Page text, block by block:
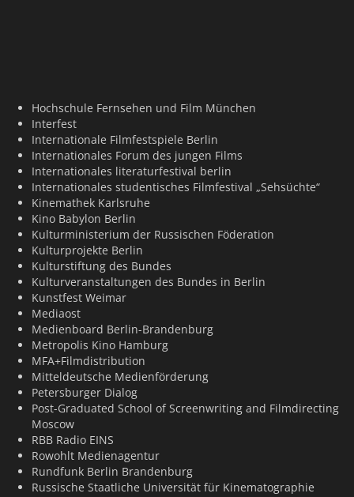
Hochschule Fernsehen und Film München
Interfest
Internationale Filmfestspiele Berlin
Internationales Forum des jungen Films
Internationales literaturfestival berlin
Internationales studentisches Filmfestival „Sehsüchte“
Kinemathek Karlsruhe
Kino Babylon Berlin
Kulturministerium der Russischen Föderation
Kulturprojekte Berlin
Kulturstiftung des Bundes
Kulturveranstaltungen des Bundes in Berlin
Kunstfest Weimar
Mediaost
Medienboard Berlin-Brandenburg
Metropolis Kino Hamburg
MFA+Filmdistribution
Mitteldeutsche Medienförderung
Petersburger Dialog
Post-Graduated School of Screenwriting and Filmdirecting
Moscow
RBB Radio EINS
Rowohlt Medienagentur
Rundfunk Berlin Brandenburg
Russische Staatliche Universität für Kinematographie